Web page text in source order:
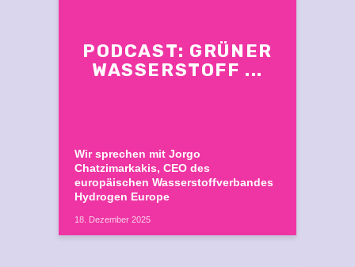
PODCAST: GRÜNER
WASSERSTOFF ...
Wir sprechen mit Jorgo
Chatzimarkakis, CEO des
europäischen Wasserstoffverbandes
Hydrogen Europe
18. Dezember 2025